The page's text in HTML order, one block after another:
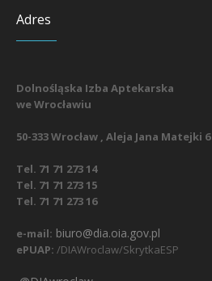
Adres
Dolnośląska Izba Aptekarska
we Wrocławiu
50-333 Wrocław , Aleja Jana Matejki 6
Tel. 71 71 273 14
Tel. 71 71 273 15
Tel. 71 71 273 16
e-mail: biuro@dia.oia.gov.pl
ePUAP: /DIAWroclaw/SkrytkaESP